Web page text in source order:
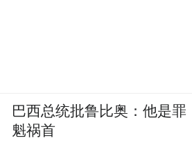
巴西总统批鲁比奥：他是罪
魁祸首